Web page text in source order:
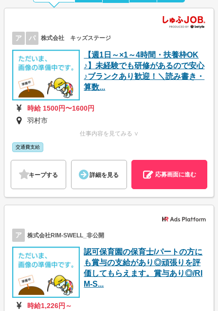
ア パ 株式会社 キッズステージ
【週1日～×1～4時間・扶養枠OK
♪】未経験でも研修があるので安心
♪ブランクあり歓迎！＼読み書き・
算数...
時給 1500円〜1600円
羽村市
仕事内容を見てみる ∨
交通費支給
キープする 詳細を見る 応募画面に進む
ア 株式会社RIM-SWELL_非公開
認可保育園の保育士/パートの方に
も賞与の支給があり◎頑張りを評
価してもらえます。賞与あり◎/RI
M-S...
時給1,226円～